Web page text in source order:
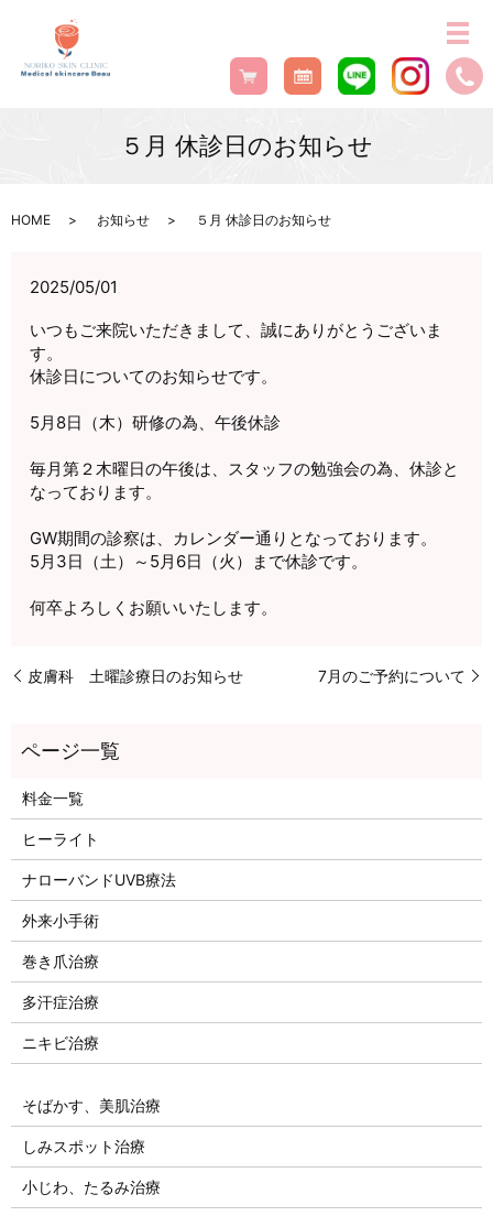
５月 休診日のお知らせ
HOME お知らせ ５月 休診日のお知らせ
2025/05/01
いつもご来院いただきまして、誠にありがとうございま
す。
休診日についてのお知らせです。
5月8日（木）研修の為、午後休診
毎月第２木曜日の午後は、スタッフの勉強会の為、休診と
なっております。
GW期間の診察は、カレンダー通りとなっております。
5月3日（土）～5月6日（火）まで休診です。
何卒よろしくお願いいたします。
皮膚科 土曜診療日のお知らせ 7月のご予約について
料金一覧
ヒーライト
ナローバンドUVB療法
外来小手術
巻き爪治療
多汗症治療
ニキビ治療
そばかす、美肌治療
しみスポット治療
小じわ、たるみ治療